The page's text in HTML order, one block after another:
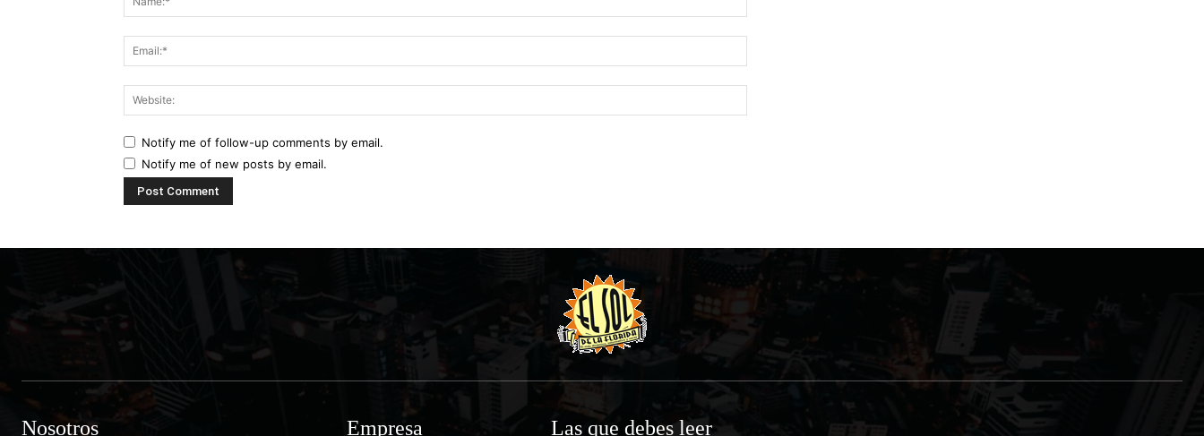
Notify me of follow-up comments by email.
Notify me of new posts by email.
Nosotros Empresa Las que debes leer